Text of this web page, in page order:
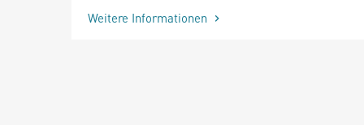
Weitere Informationen